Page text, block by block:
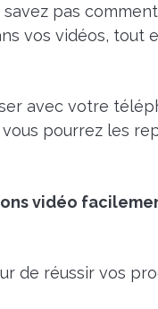
pas
vos vidéos, tout
avec votre
pourrez les
vidéo
de réussir vos